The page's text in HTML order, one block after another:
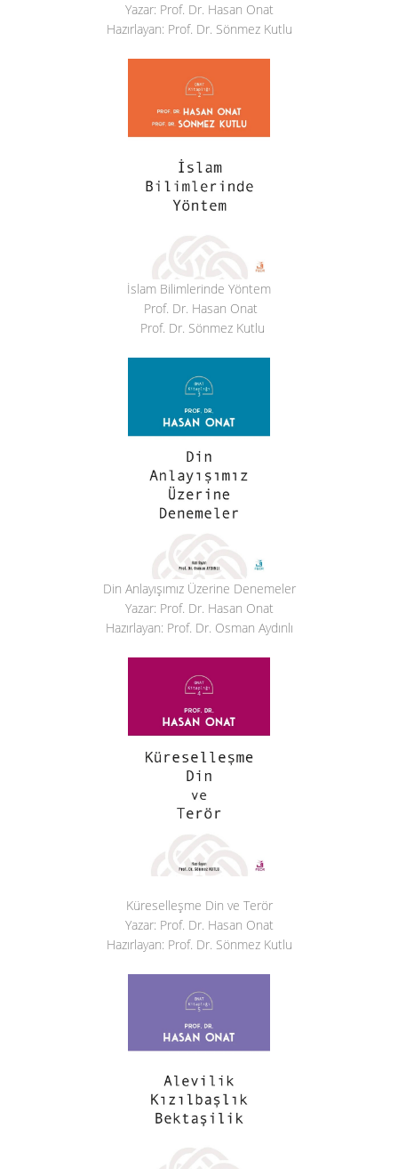
Yazar: Prof. Dr. Hasan Onat
Hazırlayan: Prof. Dr. Sönmez Kutlu
İslam Bilimlerinde Yöntem
Prof. Dr. Hasan Onat
Prof. Dr. Sönmez Kutlu
Din Anlayışımız Üzerine Denemeler
Yazar: Prof. Dr. Hasan Onat
Hazırlayan: Prof. Dr. Osman Aydınlı
Küreselleşme Din ve Terör
Yazar: Prof. Dr. Hasan Onat
Hazırlayan: Prof. Dr. Sönmez Kutlu